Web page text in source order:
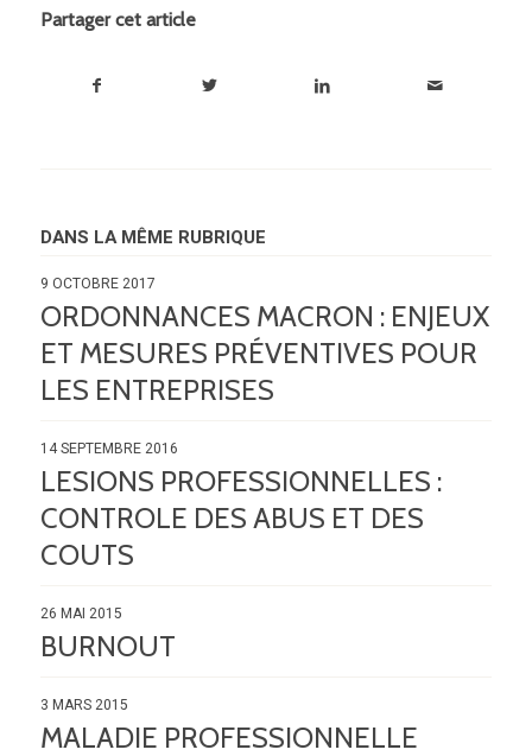
Partager cet article
DANS LA MÊME RUBRIQUE
9 OCTOBRE 2017
ORDONNANCES MACRON : ENJEUX
ET MESURES PRÉVENTIVES POUR
LES ENTREPRISES
14 SEPTEMBRE 2016
LESIONS PROFESSIONNELLES :
CONTROLE DES ABUS ET DES
COUTS
26 MAI 2015
BURNOUT
3 MARS 2015
MALADIE PROFESSIONNELLE